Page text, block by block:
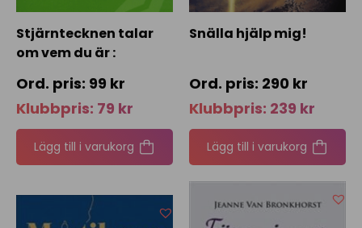
Stjärntecknen talar
om vem du är :
99 kr
Klubbpris: 79 kr
Lägg till i varukorg
Snälla hjälp mig!
290 kr
Klubbpris: 239 kr
Lägg till i varukorg